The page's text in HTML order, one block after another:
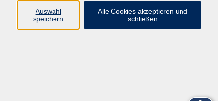
Über unsAuswahl
speichern
Alle Cookies akzeptieren und
schließen